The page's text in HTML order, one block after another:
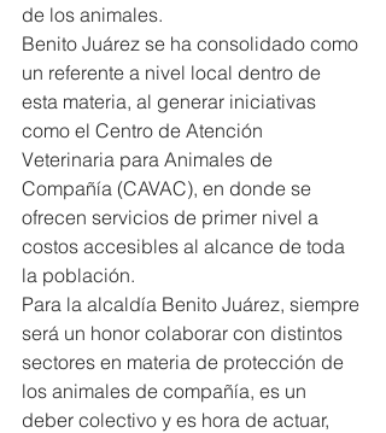
de los animales.
Benito Juárez se ha consolidado como
un referente a nivel local dentro de
esta materia, al generar iniciativas
como el Centro de Atención
Veterinaria para Animales de
Compañía (CAVAC), en donde se
ofrecen servicios de primer nivel a
costos accesibles al alcance de toda
la población.
Para la alcaldía Benito Juárez, siempre
será un honor colaborar con distintos
sectores en materia de protección de
los animales de compañía, es un
deber colectivo y es hora de actuar,